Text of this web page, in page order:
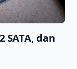
SATA, dan